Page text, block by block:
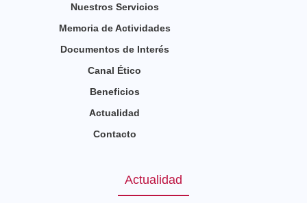
Nuestros Servicios
Memoria de Actividades
Documentos de Interés
Canal Ético
Beneficios
Actualidad
Contacto
Actualidad